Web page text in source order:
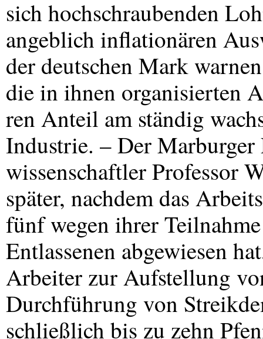
sich hochschraubenden
angeblich inflationären
der deutschen Mark
die in ihnen organisierten
ren Anteil am ständig
Industrie. – Der
wissenschaftler Professor
später, nachdem das
fünf wegen ihrer
Entlassenen abgewiesen
Arbeiter zur Aufstellung
Durchführung von
schließlich bis zu zehn